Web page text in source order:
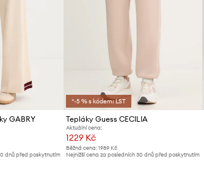
GABRY
dnů před poskytnutím
*-5 % s kódem: LST
Tepláky Guess CECILIA
Aktuální cena:
1229 Kč
Běžná cena: 1989 Kč
Nejnižší cena za posledních 30 dnů před poskytnutím